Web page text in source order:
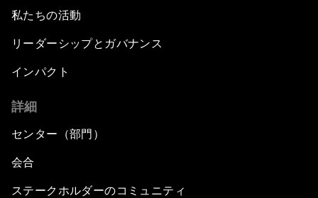
私たちの活動
リーダーシップとガバナンス
インパクト
詳細
センター（部門）
会合
ステークホルダーのコミュニティ